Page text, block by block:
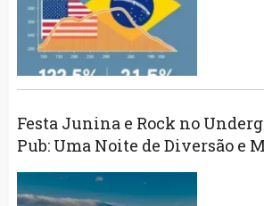
Festa Junina e Rock no
Pub: Uma Noite de Diversão e